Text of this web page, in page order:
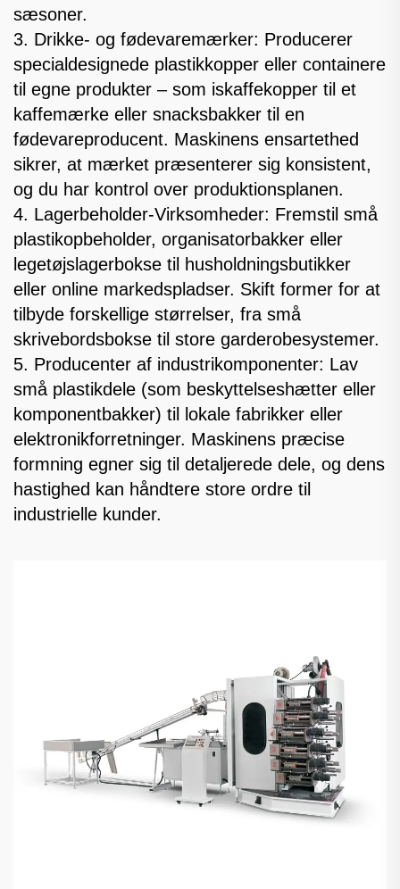
sæsoner.
3. Drikke- og fødevaremærker: Producerer
specialdesignede plastikkopper eller containere
til egne produkter – som iskaffekopper til et
kaffemærke eller snacksbakker til en
fødevareproducent. Maskinens ensartethed
sikrer, at mærket præsenterer sig konsistent,
og du har kontrol over produktionsplanen.
4. Lagerbeholder-Virksomheder: Fremstil små
plastikopbeholder, organisatorbakker eller
legetøjslagerbokse til husholdningsbutikker
eller online markedspladser. Skift former for at
tilbyde forskellige størrelser, fra små
skrivebordsbokse til store garderobesystemer.
5. Producenter af industrikomponenter: Lav
små plastikdele (som beskyttelseshætter eller
komponentbakker) til lokale fabrikker eller
elektronikforretninger. Maskinens præcise
formning egner sig til detaljerede dele, og dens
hastighed kan håndtere store ordre til
industrielle kunder.